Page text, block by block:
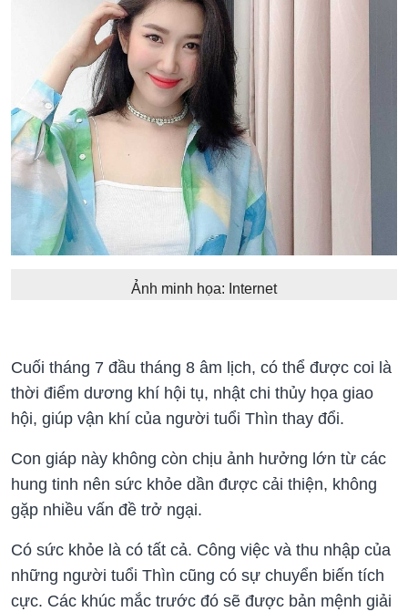
Ảnh minh họa: Internet
Cuối tháng 7 đầu tháng 8 âm lịch, có thể được coi là
thời điểm dương khí hội tụ, nhật chi thủy họa giao
hội, giúp vận khí của người tuổi Thìn thay đổi.
Con giáp này không còn chịu ảnh hưởng lớn từ các
hung tinh nên sức khỏe dần được cải thiện, không
gặp nhiều vấn đề trở ngại.
Có sức khỏe là có tất cả. Công việc và thu nhập của
những người tuổi Thìn cũng có sự chuyển biến tích
cực. Các khúc mắc trước đó sẽ được bản mệnh giải